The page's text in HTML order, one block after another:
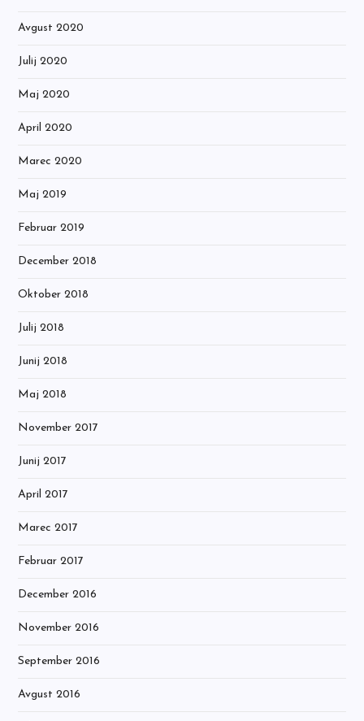
Avgust 2020
Julij 2020
Maj 2020
April 2020
Marec 2020
Maj 2019
Februar 2019
December 2018
Oktober 2018
Julij 2018
Junij 2018
Maj 2018
November 2017
Junij 2017
April 2017
Marec 2017
Februar 2017
December 2016
November 2016
September 2016
Avgust 2016